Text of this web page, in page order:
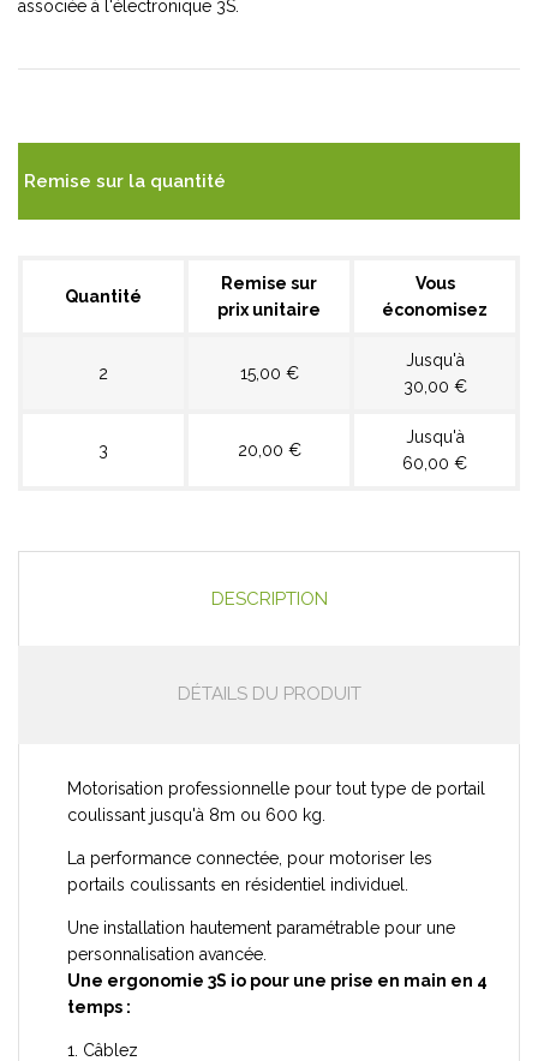
associée à l'électronique 3S.
Remise sur la quantité
Quantité
Remise sur
prix unitaire
Vous
économisez
2 15,00 €
Jusqu'à
30,00 €
3 20,00 €
Jusqu'à
60,00 €
DESCRIPTION
DÉTAILS DU PRODUIT
Motorisation professionnelle pour tout type de portail
coulissant jusqu'à 8m ou 600 kg.
La performance connectée, pour motoriser les
portails coulissants en résidentiel individuel.
Une installation hautement paramétrable pour une
personnalisation avancée.
Une ergonomie 3S io pour une prise en main en 4
temps :
1. Câblez